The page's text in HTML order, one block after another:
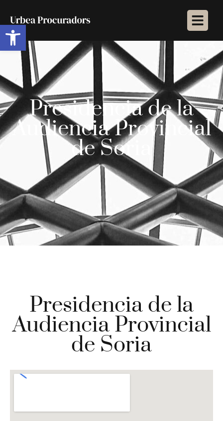
Abrir barra de herramientas
Presidencia de la
Audiencia Provincial
de Soria
Presidencia de la
Audiencia Provincial
de Soria